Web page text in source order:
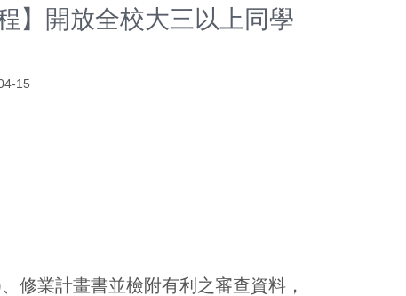
】開放全校大三以上同學
15
修業計畫書並檢附有利之審查資料，